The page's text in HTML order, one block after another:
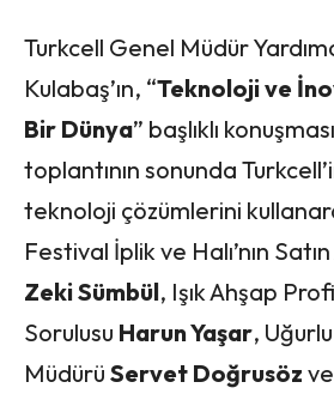
Turkcell Genel Müdür
Kulabaş’ın, “Teknoloji ve
Bir Dünya” başlıklı
toplantının sonunda
teknoloji çözümlerini
Festival İplik ve Halı’nın
Zeki Sümbül, Işık Ahşap
Sorulusu Harun Yaşar,
Müdürü Servet Doğrusöz